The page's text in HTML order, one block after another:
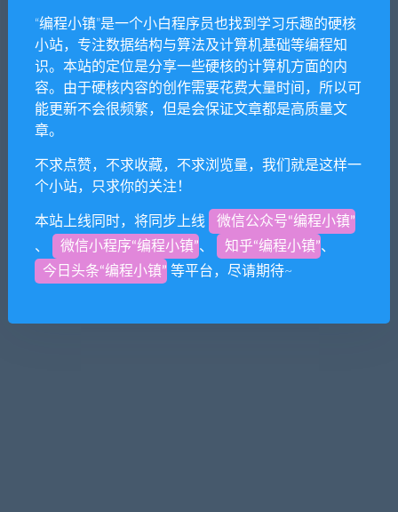
14日 测试页面 53评论
14日 计算机网络 分类简介
鄂ICP备19016486号
“编程小镇”是一个小白程序员也找到学习乐趣的硬核
小站，专注数据结构与算法及计算机基础等编程知
识。本站的定位是分享一些硬核的计算机方面的内
容。由于硬核内容的创作需要花费大量时间，所以可
能更新不会很频繁，但是会保证文章都是高质量文
章。
不求点赞，不求收藏，不求浏览量，我们就是这样一
个小站，只求你的关注！
本站上线同时，将同步上线
微信公众号“编程小镇”
、
微信小程序“编程小镇”、 知乎“编程小镇”、
今日头条“编程小镇” 等平台，尽请期待~